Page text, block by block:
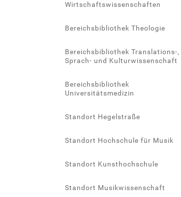
Wirtschaftswissenschaften
Bereichsbibliothek Theologie
Bereichsbibliothek Translations-,
Sprach- und Kulturwissenschaft
Bereichsbibliothek
Universitätsmedizin
Standort Hegelstraße
Standort Hochschule für Musik
Standort Kunsthochschule
Standort Musikwissenschaft